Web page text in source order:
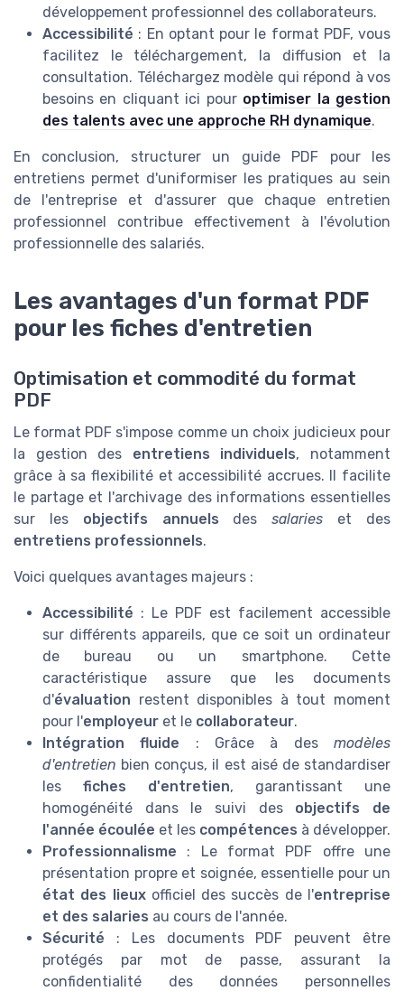
développement professionnel des collaborateurs.
Accessibilité : En optant pour le format PDF, vous
facilitez le téléchargement, la diffusion et la
consultation. Téléchargez modèle qui répond à vos
besoins en cliquant ici pour optimiser la gestion
des talents avec une approche RH dynamique.
En conclusion, structurer un guide PDF pour les
entretiens permet d'uniformiser les pratiques au sein
de l'entreprise et d'assurer que chaque entretien
professionnel contribue effectivement à l'évolution
professionnelle des salariés.
Les avantages d'un format PDF
pour les fiches d'entretien
Optimisation et commodité du format
PDF
Le format PDF s'impose comme un choix judicieux pour
la gestion des entretiens individuels, notamment
grâce à sa flexibilité et accessibilité accrues. Il facilite
le partage et l'archivage des informations essentielles
sur les objectifs annuels dessalaries et des
entretiens professionnels.
Voici quelques avantages majeurs :
Accessibilité : Le PDF est facilement accessible
sur différents appareils, que ce soit un ordinateur
de bureau ou un smartphone. Cette
caractéristique assure que les documents
d'évaluation restent disponibles à tout moment
pour l'employeur et le collaborateur.
Intégration fluide : Grâce à desmodèles
d'entretien bien conçus, il est aisé de standardiser
les fiches d'entretien, garantissant une
homogénéité dans le suivi des objectifs de
l'année écoulée et les compétences à développer.
Professionnalisme : Le format PDF offre une
présentation propre et soignée, essentielle pour un
état des lieuxofficiel des succès de l'entreprise
et des salaries au cours de l'année.
Sécurité : Les documents PDF peuvent être
protégés par mot de passe, assurant la
confidentialité des données personnelles